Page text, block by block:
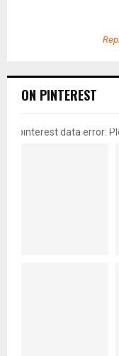
ON PINTEREST
pinterest data error: